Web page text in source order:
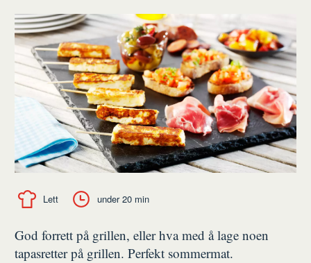
Lett under 20 min
God forrett på grillen, eller hva med å lage noen
tapasretter på grillen. Perfekt sommermat.